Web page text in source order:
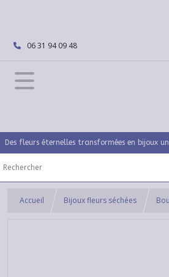
06 31 94 09 48
Des fleurs éternelles transformées en bijoux
Accueil Bijoux fleurs séchées